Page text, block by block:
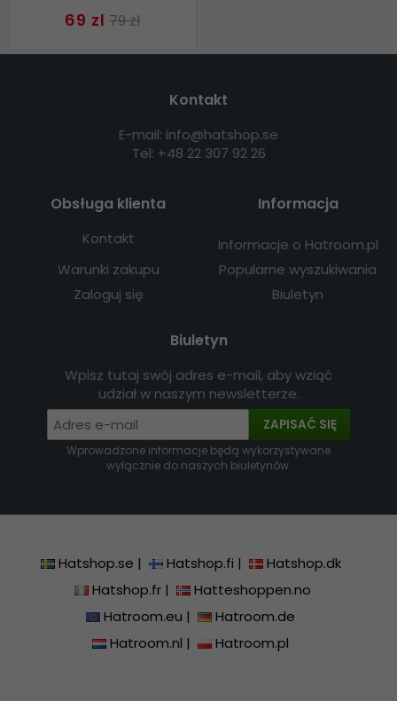
69 zl 79 zl
Kontakt
E-mail: info@hatshop.se
Tel: +48 22 307 92 26
Obsługa klienta
Kontakt
Warunki zakupu
Zaloguj się
Informacja
Informacje o Hatroom.pl
Popularne wyszukiwania
Biuletyn
Biuletyn
Wpisz tutaj swój adres e-mail, aby wziąć
udział w naszym newsletterze.
ZAPISAĆ SIĘ
Wprowadzone informacje będą wykorzystywane
wyłącznie do naszych biuletynów.
Hatshop.se | Hatshop.fi |
Hatshop.dk
Hatshop.fr|
Hatteshoppen.no
Hatroom.eu |
Hatroom.de
Hatroom.nl | Hatroom.pl